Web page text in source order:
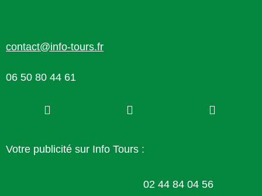
contact@info-tours.fr
06 50 80 44 61
Votre publicité sur Info Tours :
02 44 84 04 56